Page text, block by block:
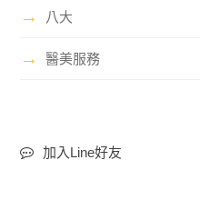
→ 八大
→ 醫美服務
加入Line好友